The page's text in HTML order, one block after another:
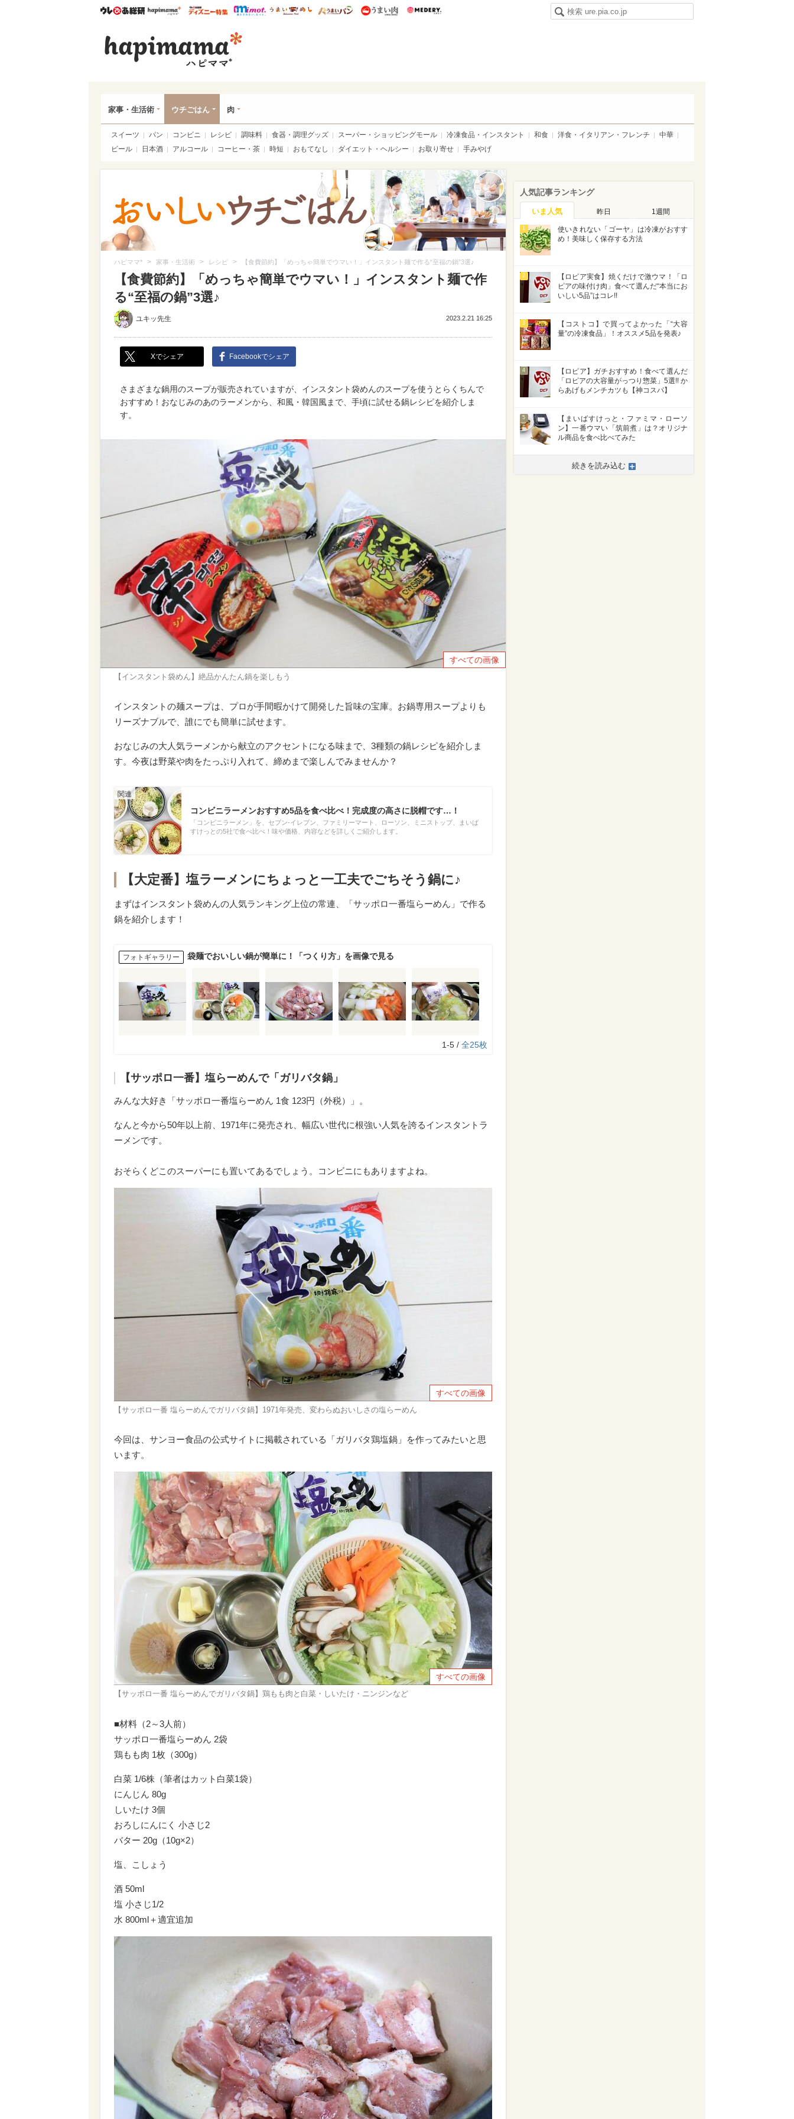
ウレぴあ総研ハピママ* ウレぴあ総研 ディズニー特集
mimot. うまいめし うまいパン うまい肉
家事・生活術 ウチごはん 肉
スイーツ パン コンビニ レシピ 調味料 食器・調理グッズ スーパー・ショッピングモール 冷凍食品・インスタント 和食 洋食・イタリアン・フレンチ
中華
ビール
日本酒 アルコール コーヒー・茶 時短 おもてなし ダイエット・ヘルシー お取り寄せ 手みやげ
ハピママ* > 家事・生活術 > レシピ > 【食費節約】「めっちゃ簡単でウマい！」インスタント麺で作る“至福の鍋”3選♪
【食費節約】「めっちゃ簡単でウマい！」インスタント麺で作
る“至福の鍋”3選♪
ユキッ先生 2023.2.21 16:25
Xでシェア Facebookでシェア
さまざまな鍋用のスープが販売されていますが、インスタント袋めんのスープを使うとらくちんで
おすすめ！おなじみのあのラーメンから、和風・韓国風まで、手頃に試せる鍋レシピを紹介しま
す。
すべての画像
【インスタント袋めん】絶品かんたん鍋を楽しもう
インスタントの麺スープは、プロが手間暇かけて開発した旨味の宝庫。お鍋専用スープよりも
リーズナブルで、誰にでも簡単に試せます。
おなじみの大人気ラーメンから献立のアクセントになる味まで、3種類の鍋レシピを紹介しま
す。今夜は野菜や肉をたっぷり入れて、締めまで楽しんでみませんか？
コンビニラーメンおすすめ5品を食べ比べ！完成度の高さに脱帽です…！
「コンビニラーメン」を、セブン-イレブン、ファミリーマート、ローソン、ミニストップ、まいば
すけっとの5社で食べ比べ！味や価格、内容などを詳しくご紹介します。
【大定番】塩ラーメンにちょっと一工夫でごちそう鍋に♪
まずはインスタント袋めんの人気ランキング上位の常連、「サッポロ一番塩らーめん」で作る
鍋を紹介します！
フォトギャラリー 袋麺でおいしい鍋が簡単に！「つくり方」を画像で見る
1-5 / 全25枚
【サッポロ一番】塩らーめんで「ガリバタ鍋」
みんな大好き「サッポロ一番塩らーめん 1食 123円（外税） 」。
なんと今から50年以上前、1971年に発売され、幅広い世代に根強い人気を誇るインスタントラ
ーメンです。
おそらくどこのスーパーにも置いてあるでしょう。コンビニにもありますよね。
すべての画像
【サッポロ一番 塩らーめんでガリバタ鍋】1971年発売、変わらぬおいしさの塩らーめん
今回は、サンヨー食品の公式サイトに掲載されている「ガリバタ鶏塩鍋」を作ってみたいと思
います。
すべての画像
【サッポロ一番 塩らーめんでガリバタ鍋】鶏もも肉と白菜・しいたけ・ニンジンなど
■材料（2～3人前）
サッポロ一番塩らーめん 2袋
鶏もも肉 1枚（300g）
白菜 1/6株（筆者はカット白菜1袋）
にんじん 80g
しいたけ 3個
おろしにんにく 小さじ2
バター 20g（10g×2）
塩、こしょう
酒 50ml
塩 小さじ1/2
水 800ml＋適宜追加
人気記事ランキング
いま人気 昨日 1週間
1
使いきれない「ゴーヤ」は冷凍がおすす
め！美味しく保存する方法
2
【ロピア実食】焼くだけで激ウマ！「ロ
ピアの味付け肉」食べて選んだ“本当にお
いしい5品”はコレ!!
3
【コストコ】で買ってよかった「“大容
量”の冷凍食品」！オススメ5品を発表♪
4
【ロピア】ガチおすすめ！食べて選んだ
「ロピアの大容量がっつり惣菜」5選!! か
らあげもメンチカツも【神コスパ】
5
【まいばすけっと・ファミマ・ローソ
ン】一番ウマい「筑前煮」は？オリジナ
ル商品を食べ比べてみた
続きを読み込む